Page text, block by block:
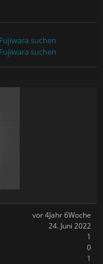
vor 4Jahr 6Woche
24. Juni 2022
1
0
1
suchen
suchen